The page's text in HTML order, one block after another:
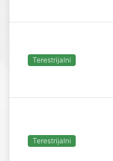
Terestrijalni
Terestrijalni